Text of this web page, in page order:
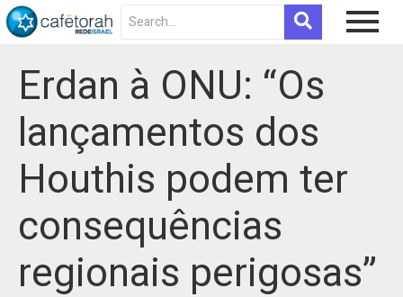
Erdan à ONU: “Os
lançamentos dos
Houthis podem ter
consequências
regionais perigosas”